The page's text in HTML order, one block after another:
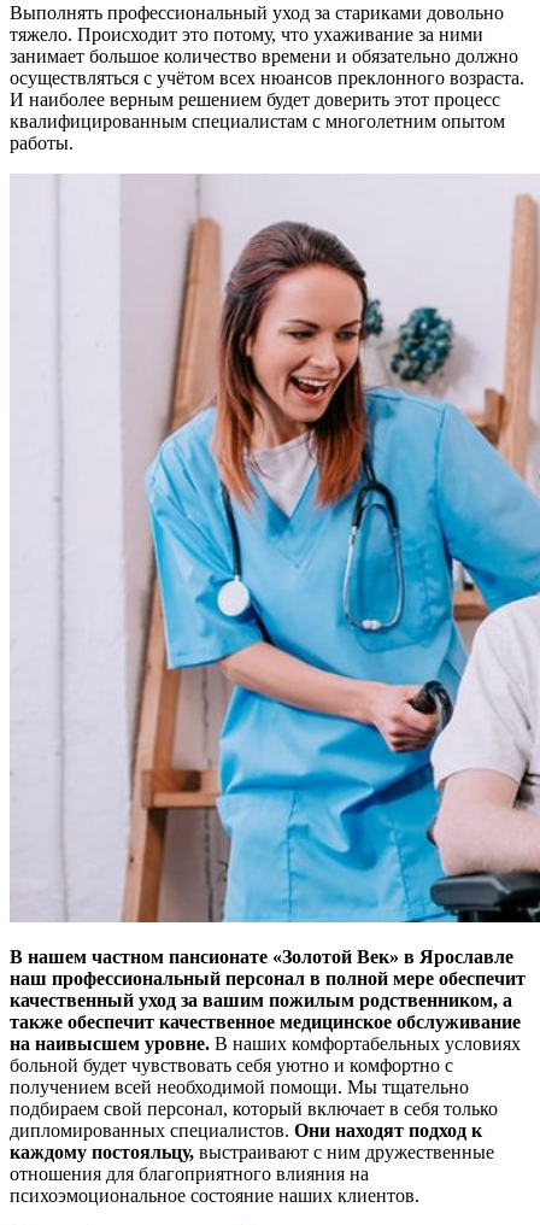
Выполнять профессиональный уход за стариками довольно
тяжело. Происходит это потому, что ухаживание за ними
занимает большое количество времени и обязательно должно
осуществляться с учётом всех нюансов преклонного возраста.
И наиболее верным решением будет доверить этот процесс
квалифицированным специалистам с многолетним опытом
работы.
В нашем частном пансионате «Золотой Век» в Ярославле
наш профессиональный персонал в полной мере обеспечит
качественный уход за вашим пожилым родственником, а
также обеспечит качественное медицинское обслуживание
на наивысшем уровне. В наших комфортабельных условиях
больной будет чувствовать себя уютно и комфортно с
получением всей необходимой помощи. Мы тщательно
подбираем свой персонал, который включает в себя только
дипломированных специалистов. Они находят подход к
каждому постояльцу, выстраивают с ним дружественные
отношения для благоприятного влияния на
психоэмоциональное состояние наших клиентов.